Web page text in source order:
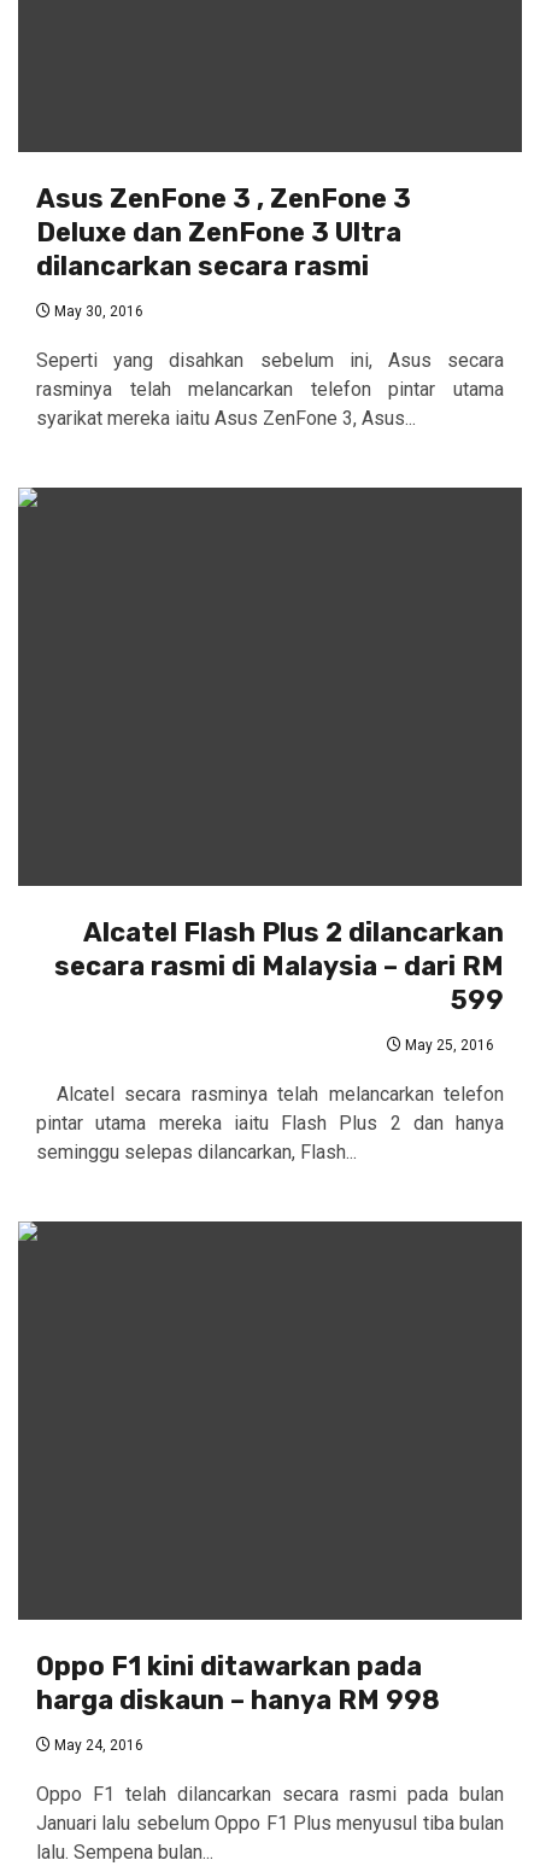
Asus ZenFone 3 , ZenFone 3
Deluxe dan ZenFone 3 Ultra
dilancarkan secara rasmi
May 30, 2016
Seperti yang disahkan sebelum ini, Asus secara
rasminya telah melancarkan telefon pintar utama
syarikat mereka iaitu Asus ZenFone 3, Asus...
Alcatel Flash Plus 2 dilancarkan
secara rasmi di Malaysia – dari RM
599
May 25, 2016
Alcatel secara rasminya telah melancarkan telefon
pintar utama mereka iaitu Flash Plus 2 dan hanya
seminggu selepas dilancarkan, Flash...
Oppo F1 kini ditawarkan pada
harga diskaun – hanya RM 998
May 24, 2016
Oppo F1 telah dilancarkan secara rasmi pada bulan
Januari lalu sebelum Oppo F1 Plus menyusul tiba bulan
lalu. Sempena bulan...